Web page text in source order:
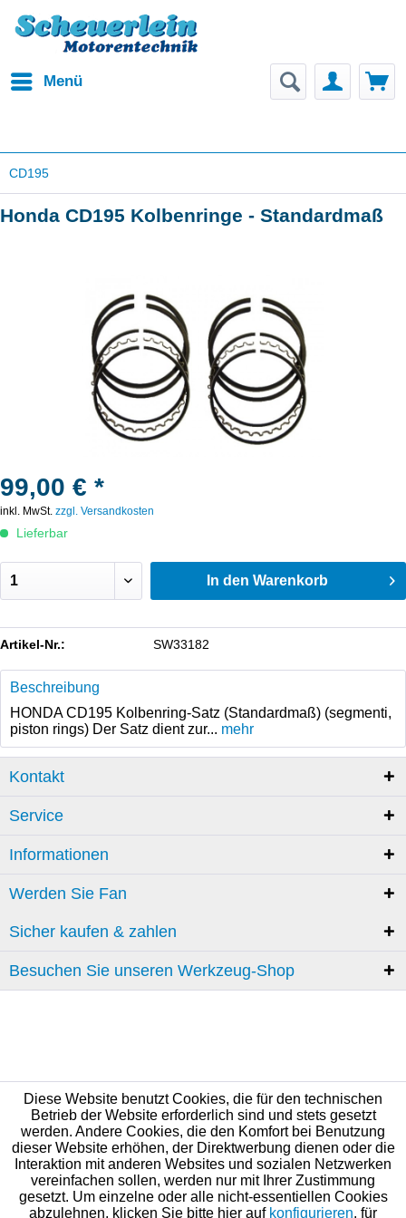
Menü
CD195
Honda CD195 Kolbenringe - Standardmaß
99,00 € *
inkl. MwSt. zzgl. Versandkosten
Lieferbar
In den Warenkorb
Artikel-Nr.: SW33182
Beschreibung
HONDA CD195 Kolbenring-Satz (Standardmaß) (segmenti,
piston rings) Der Satz dient zur... mehr
Kontakt
Service
Informationen
Werden Sie Fan
Sicher kaufen & zahlen
Besuchen Sie unseren Werkzeug-Shop
Diese Website benutzt Cookies, die für den technischen
Betrieb der Website erforderlich sind und stets gesetzt
werden. Andere Cookies, die den Komfort bei Benutzung
dieser Website erhöhen, der Direktwerbung dienen oder die
Interaktion mit anderen Websites und sozialen Netzwerken
vereinfachen sollen, werden nur mit Ihrer Zustimmung
gesetzt. Um einzelne oder alle nicht-essentiellen Cookies
abzulehnen, klicken Sie bitte hier auf konfigurieren, für